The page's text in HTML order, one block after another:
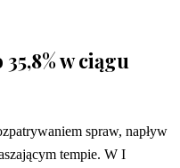
w ciągu
spraw, napływ
tempie. W I